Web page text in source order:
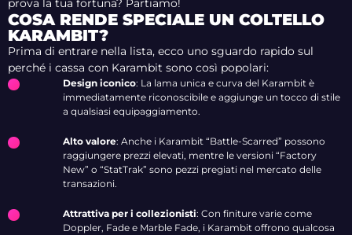
prova la tua fortuna? Partiamo!
COSA RENDE SPECIALE UN COLTELLO
KARAMBIT?
Prima di entrare nella lista, ecco uno sguardo rapido sul
perché i cassa con Karambit sono così popolari:
Design iconico: La lama unica e curva del Karambit è
immediatamente riconoscibile e aggiunge un tocco di stile
a qualsiasi equipaggiamento.
Alto valore: Anche i Karambit “Battle-Scarred” possono
raggiungere prezzi elevati, mentre le versioni “Factory
New” o “StatTrak” sono pezzi pregiati nel mercato delle
transazioni.
Attrattiva per i collezionisti: Con finiture varie come
Doppler, Fade e Marble Fade, i Karambit offrono qualcosa